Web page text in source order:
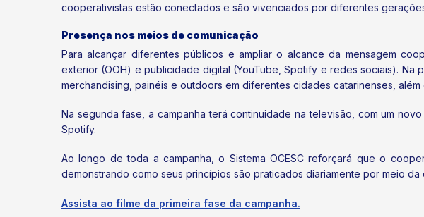
cooperativistas estão conectados e são vivenciados por diferentes
Presença nos meios de comunicação
Para alcançar diferentes públicos e ampliar o alcance da mensagem
exterior (OOH) e publicidade digital (YouTube, Spotify e redes sociais).
merchandising, painéis e outdoors em diferentes cidades catarinenses,
Na segunda fase, a campanha terá continuidade na televisão, com um
Spotify.
Ao longo de toda a campanha, o Sistema OCESC reforçará que o
demonstrando como seus princípios são praticados diariamente por meio
Assista ao filme da primeira fase da campanha.